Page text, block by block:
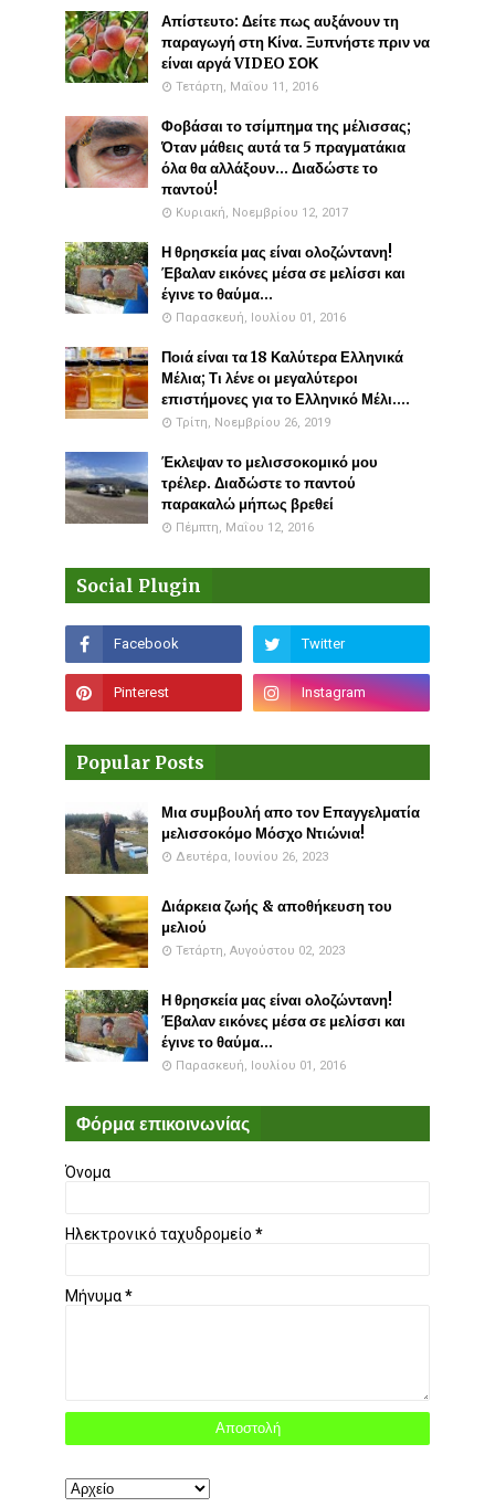
Απίστευτο: Δείτε πως αυξάνουν τη
παραγωγή στη Κίνα. Ξυπνήστε πριν να
είναι αργά VIDEO ΣΟΚ
Τετάρτη, Μαΐου 11, 2016
Φοβάσαι το τσίμπημα της μέλισσας;
Όταν μάθεις αυτά τα 5 πραγματάκια
όλα θα αλλάξουν... Διαδώστε το
παντού!
Κυριακή, Νοεμβρίου 12, 2017
Η θρησκεία μας είναι ολοζώντανη!
Έβαλαν εικόνες μέσα σε μελίσσι και
έγινε το θαύμα...
Παρασκευή, Ιουλίου 01, 2016
Ποιά είναι τα 18 Καλύτερα Ελληνικά
Μέλια; Τι λένε οι μεγαλύτεροι
επιστήμονες για το Ελληνικό Μέλι....
Τρίτη, Νοεμβρίου 26, 2019
Έκλεψαν το μελισσοκομικό μου
τρέλερ. Διαδώστε το παντού
παρακαλώ μήπως βρεθεί
Πέμπτη, Μαΐου 12, 2016
Social Plugin
Popular Posts
Μια συμβουλή απο τον Επαγγελματία
μελισσοκόμο Μόσχο Ντιώνια!
Δευτέρα, Ιουνίου 26, 2023
Διάρκεια ζωής & αποθήκευση του
μελιού
Τετάρτη, Αυγούστου 02, 2023
Η θρησκεία μας είναι ολοζώντανη!
Έβαλαν εικόνες μέσα σε μελίσσι και
έγινε το θαύμα...
Παρασκευή, Ιουλίου 01, 2016
Φόρμα επικοινωνίας
Όνομα
Ηλεκτρονικό ταχυδρομείο *
Μήνυμα*